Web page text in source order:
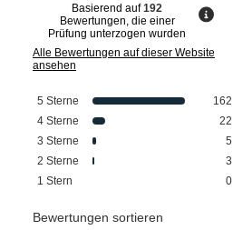
Basierend auf192
Bewertungen, die einer
Prüfung unterzogen wurden
Alle Bewertungen auf dieser Website
ansehen
5 Sterne
162
4 Sterne
22
3 Sterne
5
2 Sterne
3
1 Stern 0
Bewertungen sortieren